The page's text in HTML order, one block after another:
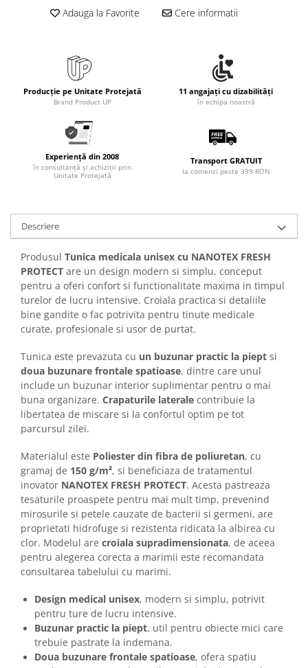
Articole pentru rufe, casa,
geamuri, mobila
Articole pentru birou, suprafete,
Intretinere si odorizante masina
Saci de gunoi
Accesorii pentru curatenie
Formulare tipizate
Caiete si blocnotesuri
Stampile, tusiere si tus
Protectia muncii si Imbracaminte
Imbracaminte
Tricouri
Camasi
Pantaloni
Pantaloni cu pieptar
Hanorace
Jachete
Impermeabile
Veste
Reflectorizante
Incaltaminte
Incaltaminte de lucru si protectie
Incaltaminte de oras si munte
Echipamente medicale
Accesorii pentru protectia capului
Casti de protectie
Antifoane
Ochelari de protectie si viziere
Adauga la Favorite Cere informatii
Producție pe Unitate Protejată
Brand Product UP
11 angajați cu dizabilități
în echipa noastră
Experiență din 2008
în consultanță și achiziții prin
Unitate Protejată
Transport GRATUIT
la comenzi peste 399 RON
Descriere
Produsul Tunica medicala unisex cu NANOTEX FRESH
PROTECT are un design modern si simplu, conceput
pentru a oferi confort si functionalitate maxima in timpul
turelor de lucru intensive. Croiala practica si detaliile
bine gandite o fac potrivita pentru tinute medicale
curate, profesionale si usor de purtat.
Tunica este prevazuta cu un buzunar practic la piept si
doua buzunare frontale spatioase, dintre care unul
include un buzunar interior suplimentar pentru o mai
buna organizare. Crapaturile laterale contribuie la
libertatea de miscare si la confortul optim pe tot
parcursul zilei.
Materialul este Poliester din fibra de poliuretan, cu
gramaj de 150 g/m², si beneficiaza de tratamentul
inovator NANOTEX FRESH PROTECT. Acesta pastreaza
tesaturile proaspete pentru mai mult timp, prevenind
mirosurile si petele cauzate de bacterii si germeni, are
proprietati hidrofuge si rezistenta ridicata la albirea cu
clor. Modelul are croiala supradimensionata, de aceea
pentru alegerea corecta a marimii este recomandata
consultarea tabelului cu marimi.
Design medical unisex, modern si simplu, potrivit
pentru ture de lucru intensive.
Buzunar practic la piept, util pentru obiecte mici care
trebuie pastrate la indemana.
Doua buzunare frontale spatioase, ofera spatiu